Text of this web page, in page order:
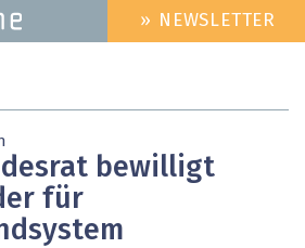
HEADER
MENU
» NEWSLETTER
bewilligt
für